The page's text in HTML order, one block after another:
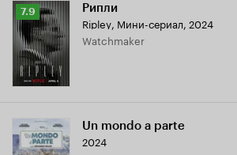
Рейтинг
Кинопоиска
7.9
7.9 Рипли
Ripley, Мини-сериал, 2024
Watchmaker
Un mondo a parte
2024